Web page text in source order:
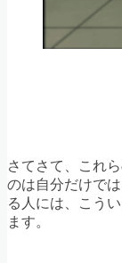
さてさて、これ
のは自分だけで
る人には、こう
ます。